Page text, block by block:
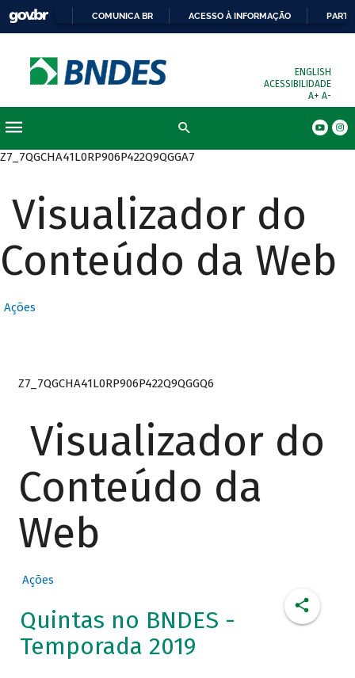
COMUNICA BR ACESSO À INFORMAÇÃO
ENGLISH
ACESSIBILIDADE
A+ A-
Z7_7QGCHA41L0RP906P422Q9QGGA7
Visualizador do
Conteúdo da Web
Ações
Z7_7QGCHA41L0RP906P422Q9QGGQ6
Visualizador do
Conteúdo da
Web
Ações
Quintas no BNDES -
Temporada 2019